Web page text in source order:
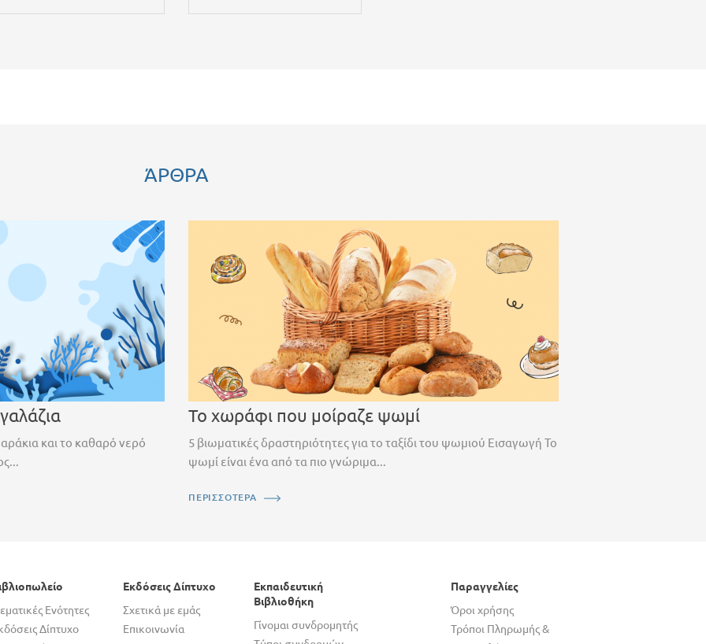
ΆΡΘΡΑ
και το καθαρό νερό
Το χωράφι που μοίραζε ψωμί
5 βιωματικές δραστηριότητες για το ταξίδι του ψωμιού Εισαγωγή Το
ψωμί είναι ένα από τα πιο γνώριμα...
ΠΕΡΙΣΣΟΤΕΡΑ
Ενότητες
Δίπτυχο
Εκδόσεις Δίπτυχο
Σχετικά με εμάς
Επικοινωνία
Εκπαιδευτική
Βιβλιοθήκη
Γίνομαι συνδρομητής
Παραγγελίες
Όροι χρήσης
Τρόποι Πληρωμής &